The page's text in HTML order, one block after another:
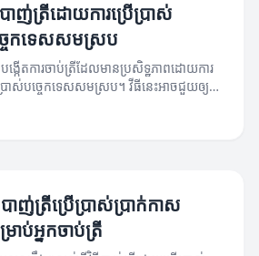
ាញ់ត្រីដោយការប្រើប្រាស់
េកទេសសមស្រប
ង្កើតការចាប់ត្រីដែលមានប្រសិទ្ឋភាពដោយការ
រាស់បច្ចេកទេសសមស្រប។ វីធីនេះអាចជួយឲ្យ
ាញ់ត្រីប្រើប្រាស់ប្រាក់កាស
ាប់អ្នកចាប់ត្រី